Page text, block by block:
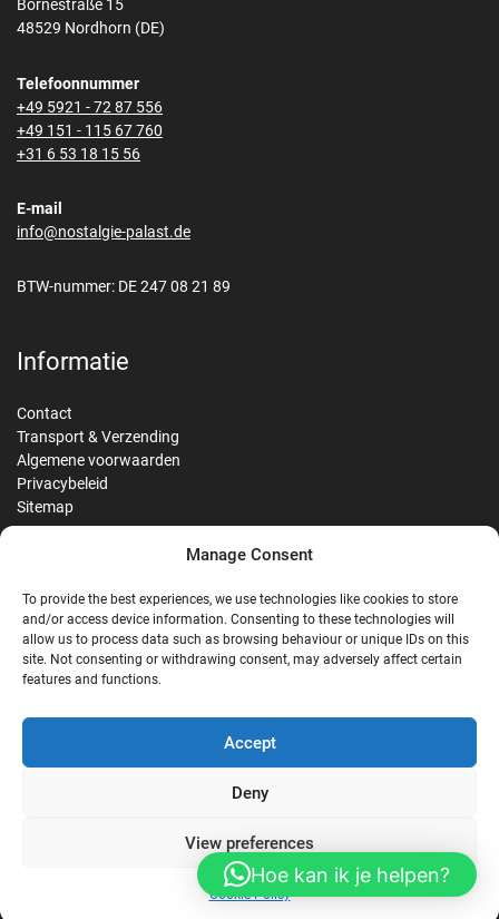
Manage Consent
To provide the best experiences, we use technologies like cookies to store
and/or access device information. Consenting to these technologies will
allow us to process data such as browsing behaviour or unique IDs on this
site. Not consenting or withdrawing consent, may adversely affect certain
features and functions.
Accept
Deny
View preferences
Cookie Policy
Bornestraße 15
48529 Nordhorn (DE)
Telefoonnummer
+49 5921 - 72 87 556
+49 151 - 115 67 760
+31 6 53 18 15 56
E-mail
info@nostalgie-palast.de
BTW-nummer: DE 247 08 21 89
Informatie
Contact
Transport & Verzending
Algemene voorwaarden
Privacybeleid
Sitemap
G Google Reviews
reviews
Hoe kan ik je helpen?